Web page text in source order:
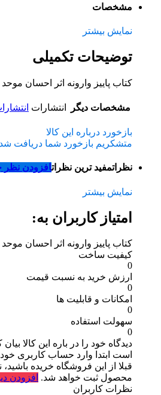
مشخصات
نمایش بیشتر
توضیحات تکمیلی
کتاب پاییز وارونه اثر احسان موحد
مشخصات دیگر انتشارات
بازخورد درباره این کالا
متشکریم بازخورد شما دریافت شد
نظراتمفید ترین نظراتافزودن نظر
نمایش بیشتر
امتیاز کاربران به:
کتاب پاییز وارونه اثر احسان موحد
کیفیت ساخت
0
ارزش خرید به نسبت قیمت
0
امکانات و قابلیت ها
0
سهولت استفاده
0
دیدگاه خود را در باره این کالا بیان
است ابتدا وارد حساب کاربری
قبلا از این فروشگاه خریده
محصول ثبت خواهد شد. افزودن
نظرات کاربران